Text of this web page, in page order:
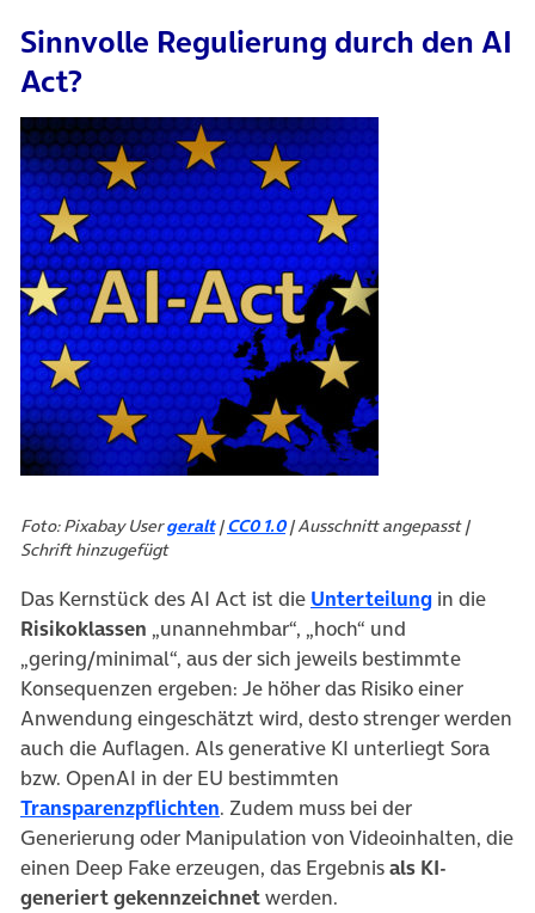
Sinnvolle Regulierung durch den AI
Act?
Foto: Pixabay Usergeralt|CC0 1.0| Ausschnitt angepasst |
Schrift hinzugefügt
Das Kernstück des AI Act ist die Unterteilung(öffnet in
in die
Risikoklassen „unannehmbar“, „hoch“ und
„gering/minimal“, aus der sich jeweils bestimmte
Konsequenzen ergeben: Je höher das Risiko einer
Anwendung eingeschätzt wird, desto strenger werden
auch die Auflagen. Als generative KI unterliegt Sora
bzw. OpenAI in der EU bestimmten
Transparenzpflichten(öffnet in neuem Tab)
. Zudem muss bei der
Generierung oder Manipulation von Videoinhalten, die
einen Deep Fake erzeugen, das Ergebnisals KI-
generiert gekennzeichnetwerden.